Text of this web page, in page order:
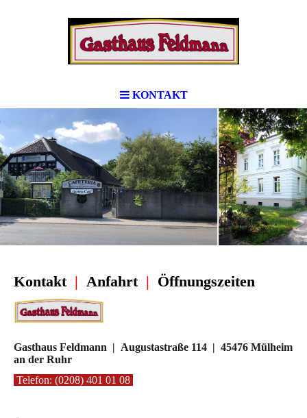
KONTAKT
Kontakt | Anfahrt | Öffnungszeiten
Gasthaus Feldmann | Augustastraße 114 | 45476 Mülheim
an der Ruhr
Telefon: (0208) 401 01 08